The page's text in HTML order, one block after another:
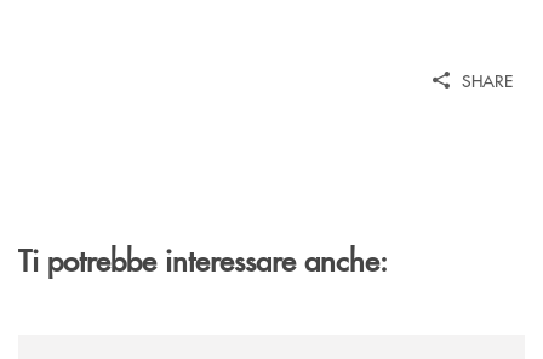
SHARE
Ti potrebbe interessare anche: